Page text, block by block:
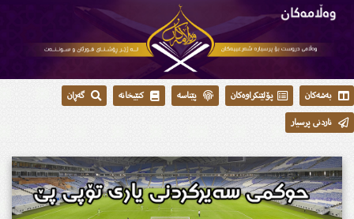
بەشەکان پۆلێنکراوەکان پێناسە کتێبخانە
گەڕان
ناردنی پرسیار